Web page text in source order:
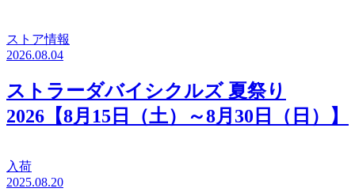
ストア情報
2026.08.04
ストラーダバイシクルズ 夏祭り
2026【8月15日（土）～8月30日（日）】
入荷
2025.08.20